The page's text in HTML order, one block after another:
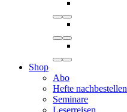
Shop
Abo
Hefte nachbestellen
Seminare
Leserreisen